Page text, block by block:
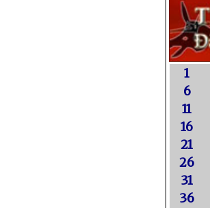
1
6
11
16
21
26
31
36